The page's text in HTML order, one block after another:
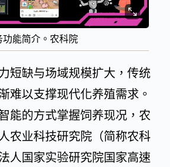
功能简介。农科院
短缺与场域规模扩大，传统
难以支撑现代化养殖需求。
能的方式掌握饲养现况，农
农业科技研究院（简称农科
人国家实验研究院国家高速